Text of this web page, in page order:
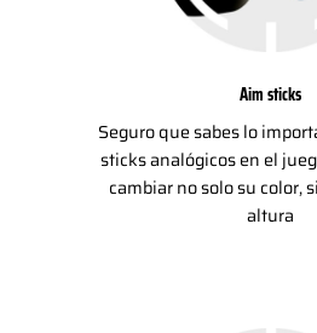
Aim sticks
Seguro que sabes lo
sticks analógicos en el
cambiar no solo su color,
altura